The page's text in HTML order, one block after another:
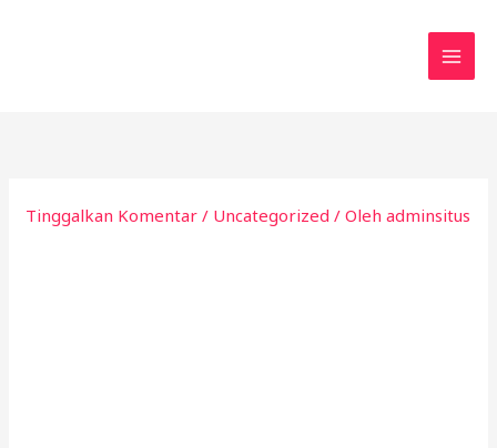
Tinggalkan Komentar / Uncategorized / Olehadminsitus